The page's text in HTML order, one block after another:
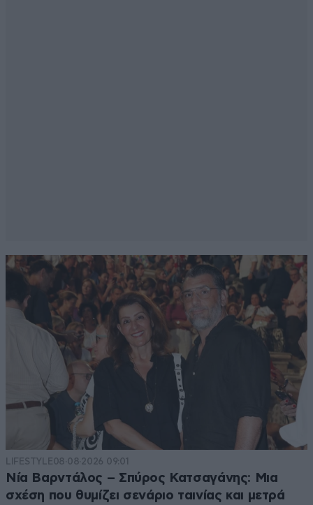
LIFESTYLE08·08·2026 09:01
Νία Βαρντάλος – Σπύρος Κατσαγάνης: Μια
σχέση που θυμίζει σενάριο ταινίας και μετρά